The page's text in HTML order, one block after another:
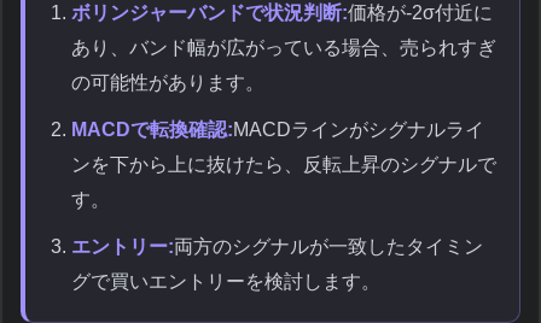
ボリンジャーバンドで状況判断:価格が-2σ付近に
あり、バンド幅が広がっている場合、売られすぎ
の可能性があります。
MACDで転換確認:MACDラインがシグナルライ
ンを下から上に抜けたら、反転上昇のシグナルで
す。
エントリー:両方のシグナルが一致したタイミン
グで買いエントリーを検討します。